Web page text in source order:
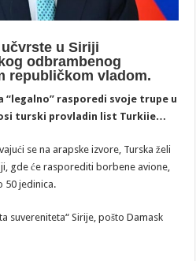
u Siriji
odbrambenog
republičkom vladom.
“legalno” rasporedi svoje trupe u
turski provladin list Turkiie…
se na arapske izvore, Turska želi
gde će rasporediti borbene avione,
50 jedinica.
suvereniteta“ Sirije, pošto Damask